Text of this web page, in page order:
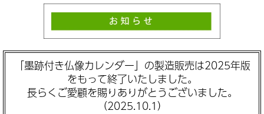
「墨跡付き仏像カレンダー」の製造販売は2025年版
をもって終了いたしました。
長らくご愛顧を賜りありがとうございました。
（2025.10.1）